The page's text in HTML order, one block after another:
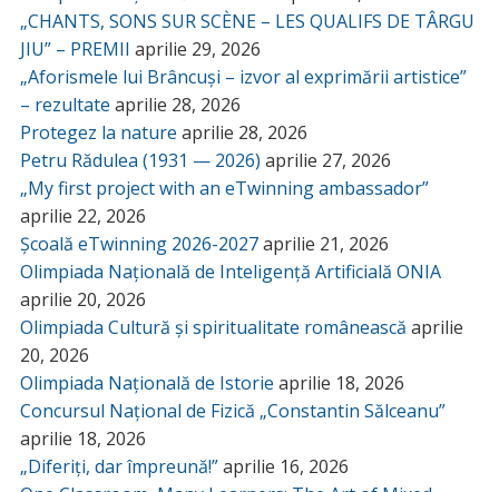
„CHANTS, SONS SUR SCÈNE – LES QUALIFS DE TÂRGU
JIU” – PREMII aprilie 29, 2026
„Aforismele lui Brâncuși – izvor al exprimării artistice”
– rezultate aprilie 28, 2026
Protegez la nature aprilie 28, 2026
Petru Rădulea (1931 — 2026) aprilie 27, 2026
„My first project with an eTwinning ambassador”
aprilie 22, 2026
Școală eTwinning 2026-2027aprilie 21, 2026
Olimpiada Națională de Inteligență Artificială ONIA
aprilie 20, 2026
Olimpiada Cultură și spiritualitate românească aprilie
20, 2026
Olimpiada Națională de Istorie aprilie 18, 2026
Concursul Național de Fizică „Constantin Sălceanu”
aprilie 18, 2026
„Diferiți, dar împreună!”aprilie 16, 2026